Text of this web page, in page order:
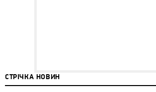
СТРІЧКА НОВИН